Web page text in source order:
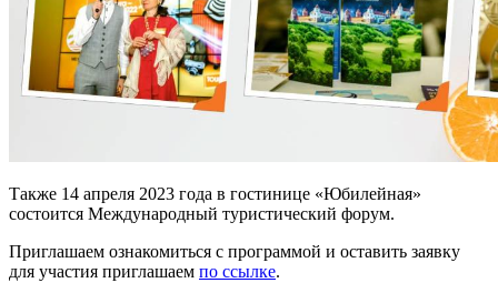
Также 14 апреля 2023 года в гостинице «Юбилейная»
состоится Международный туристический форум.
Приглашаем ознакомиться с программой и оставить заявку
для участия приглашаем по ссылке.